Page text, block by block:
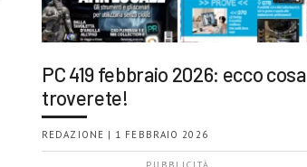
PC 419 febbraio 2026: ecco cosa
troverete!
REDAZIONE | 1 FEBBRAIO 2026